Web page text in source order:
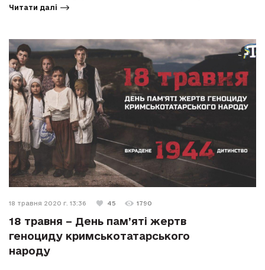
Читати далі
18 травня 2020 г. 13:36 45 1790
18 травня – День пам’яті жертв
геноциду кримськотатарського
народу